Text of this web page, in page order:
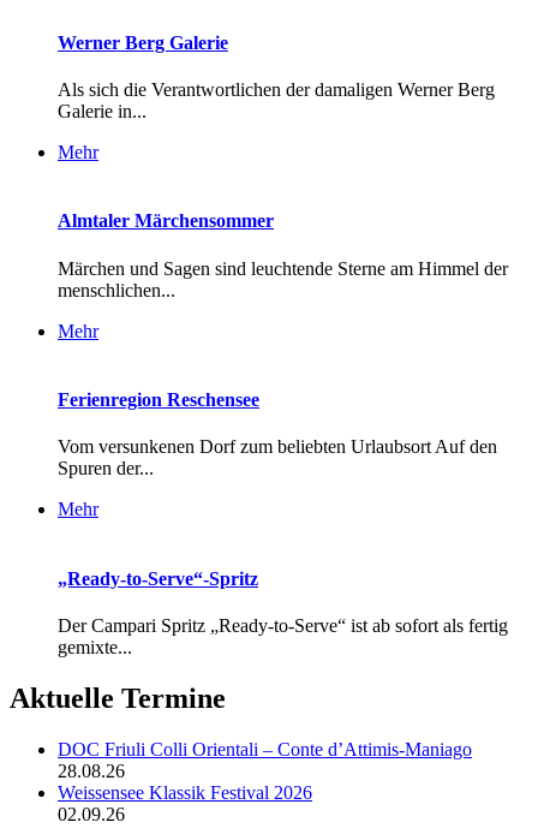
Werner Berg Galerie
Als sich die Verantwortlichen der damaligen Werner Berg
Galerie in...
Mehr
Almtaler Märchensommer
Märchen und Sagen sind leuchtende Sterne am Himmel der
menschlichen...
Mehr
Ferienregion Reschensee
Vom versunkenen Dorf zum beliebten Urlaubsort Auf den
Spuren der...
Mehr
„Ready-to-Serve“-Spritz
Der Campari Spritz „Ready-to-Serve“ ist ab sofort als fertig
gemixte...
Aktuelle Termine
DOC Friuli Colli Orientali – Conte d’Attimis-Maniago
28.08.26
Weissensee Klassik Festival 2026
02.09.26